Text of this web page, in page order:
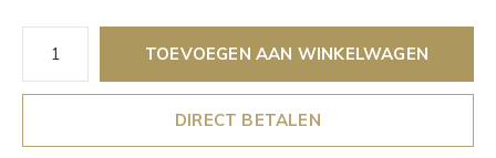
TOEVOEGEN AAN WINKELWAGEN
DIRECT BETALEN